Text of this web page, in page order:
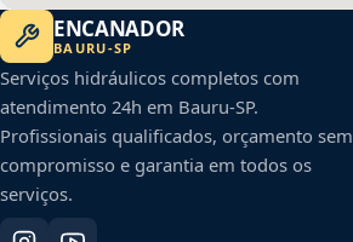
ENCANADOR
BAURU-SP
Serviços hidráulicos completos com
atendimento 24h em Bauru-SP.
Profissionais qualificados, orçamento sem
compromisso e garantia em todos os
serviços.